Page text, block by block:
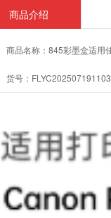
商品介绍
商品名称： 845彩墨盒适用
货号：